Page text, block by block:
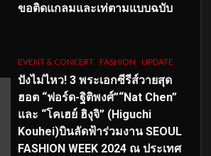
ขอติดแกลมและเท่ตามแบบฉบับ
EVENT & CONCERT FASHION UPDATE
ปังไม่ไหว! 3 พระเอกซีรีส์วายสุด
ฮอต “ฟอร์ด-ฐิติพงศ์”“Nat Chen”
และ “โคเฮย์ ฮิงุจิ” (Higuchi
Kouhei)บินลัดฟ้าร่วมงาน SEOUL
FASHION WEEK 2024 ณ ประเทศ